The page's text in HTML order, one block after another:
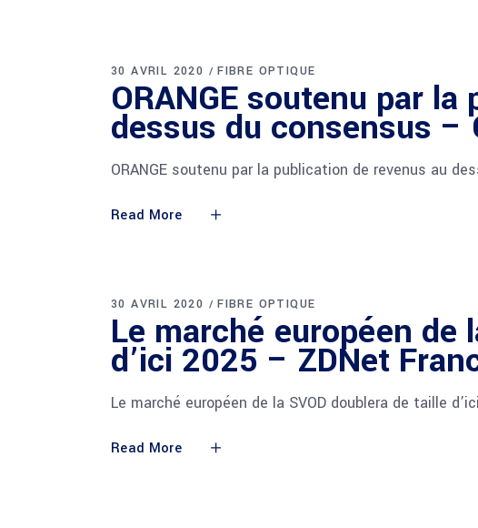
30 AVRIL 2020 FIBRE OPTIQUE
ORANGE soutenu par
dessus du consensus –
ORANGE soutenu par la publication de revenus au
Read More
30 AVRIL 2020 FIBRE OPTIQUE
Le marché européen de
d’ici 2025 – ZDNet
Le marché européen de la SVOD doublera de taille
Read More